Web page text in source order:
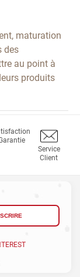
maturation
des
au point à
produits
Service
Client